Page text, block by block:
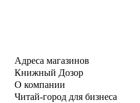
Адреса магазинов
Книжный Дозор
О компании
Читай-город для бизнеса